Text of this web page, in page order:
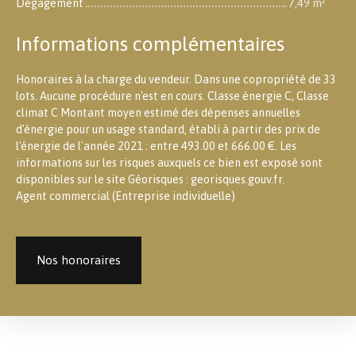
Dégagement
7,49 m²
Informations complémentaires
Honoraires à la charge du vendeur. Dans une copropriété de 33
lots. Aucune procédure n'est en cours. Classe énergie C, Classe
climat C Montant moyen estimé des dépenses annuelles
d'énergie pour un usage standard, établi à partir des prix de
l'énergie de l'année 2021 : entre 493.00 et 666.00 €. Les
informations sur les risques auxquels ce bien est exposé sont
disponibles sur le site Géorisques : georisques.gouv.fr.
Agent commercial (Entreprise individuelle)
Nos honoraires